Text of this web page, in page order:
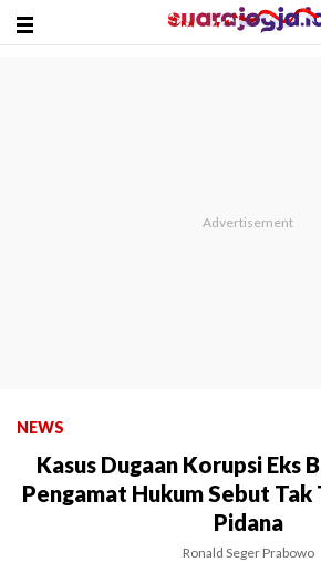
NEWS
Kasus Dugaan Korupsi Eks
Pengamat Hukum Sebut
Pidana
Ronald Seger Prabowo